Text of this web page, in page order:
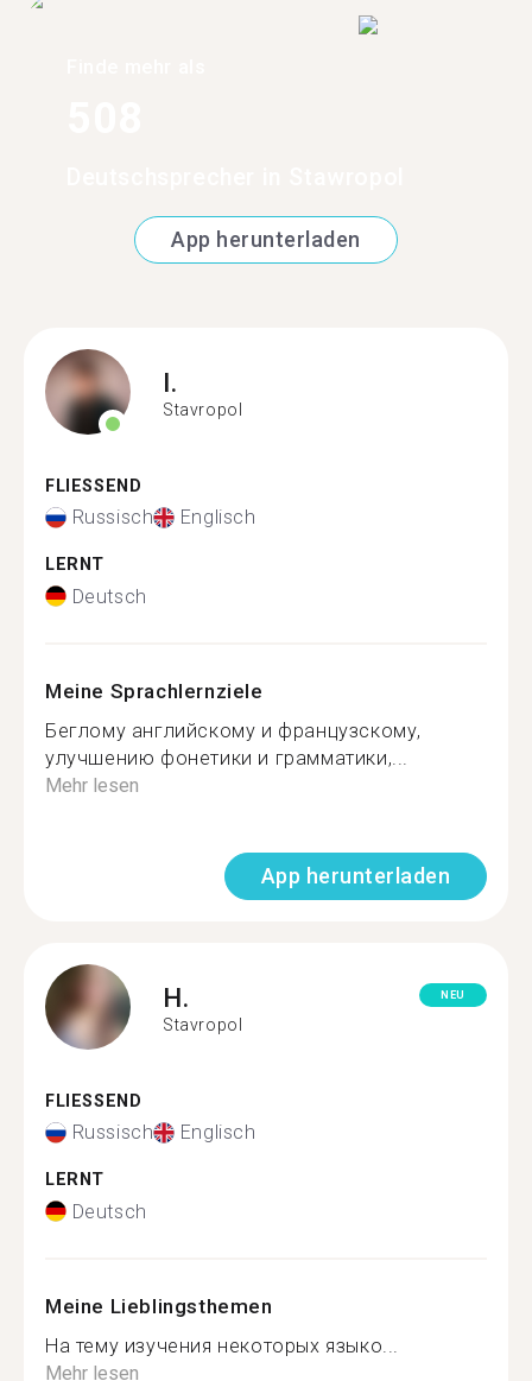
App herunterladen
I.
Stavropol
FLIESSEND
Russisch Englisch
LERNT
Deutsch
Meine Sprachlernziele
Беглому английскому и французскому,
улучшению фонетики и грамматики,...
Mehr lesen
App herunterladen
H.
Stavropol
NEU
FLIESSEND
Russisch Englisch
LERNT
Deutsch
Meine Lieblingsthemen
На тему изучения некоторых языко...
Mehr lesen